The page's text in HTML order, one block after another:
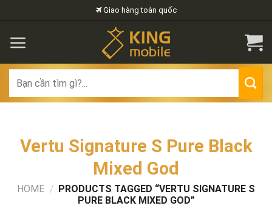
to
content
Giao hàng toàn quốc
for:
Vertu Signature S Pure Black
Mixed God
HOME / PRODUCTS TAGGED “VERTU SIGNATURE S
PURE BLACK MIXED GOD”